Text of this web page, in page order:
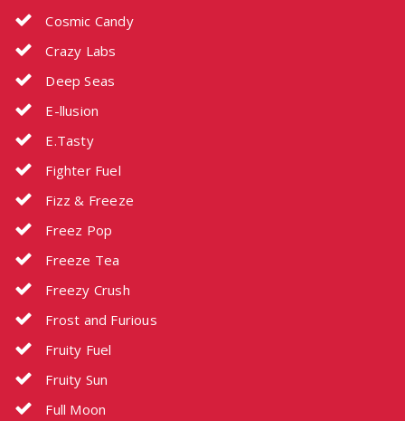
Cosmic Candy
Crazy Labs
Deep Seas
E-llusion
E.Tasty
Fighter Fuel
Fizz & Freeze
Freez Pop
Freeze Tea
Freezy Crush
Frost and Furious
Fruity Fuel
Fruity Sun
Full Moon